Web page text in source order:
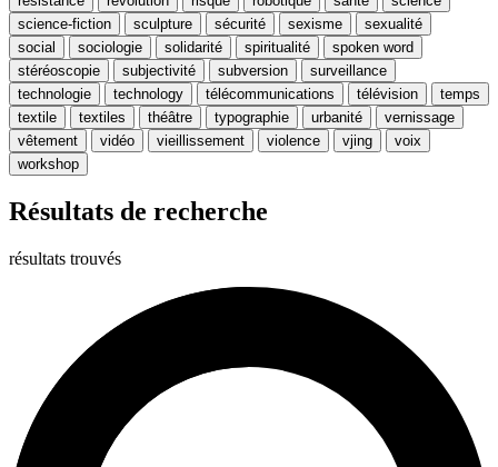
science-fiction
sculpture sécurité sexisme
sexualité
social
sociologie solidarité spiritualité
spoken word
stéréoscopie
subjectivité subversion
surveillance
technologie
technology télécommunications télévision
temps
textile
textiles théâtre typographie urbanité
vernissage
vêtement
vidéo vieillissement violence vjing
voix
workshop
Résultats de recherche
résultats trouvés